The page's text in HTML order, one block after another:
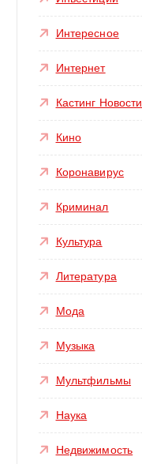
Интересное
Интернет
Кастинг Новости
Кино
Коронавирус
Криминал
Культура
Литература
Мода
Музыка
Мультфильмы
Наука
Недвижимость